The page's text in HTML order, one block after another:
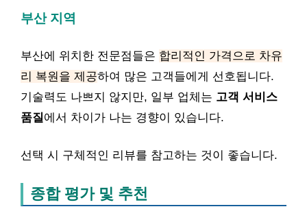
부산 지역
부산에 위치한 전문점들은 합리적인 가격으로 차유
리 복원을 제공하여 많은 고객들에게 선호됩니다.
기술력도 나쁘지 않지만, 일부 업체는 고객 서비스
품질 에서 차이가 나는 경향이 있습니다.
선택 시 구체적인 리뷰를 참고하는 것이 좋습니다.
종합 평가 및 추천